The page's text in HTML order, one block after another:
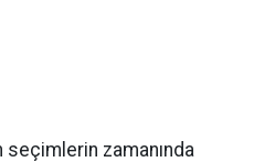
seçimlerin zamanında